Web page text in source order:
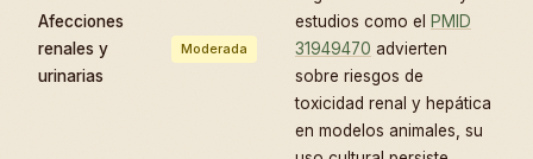
Afecciones
renales y
urinarias
Moderada
estudios como el
PMID
31949470 advierten
sobre riesgos de
toxicidad renal y hepática
en modelos animales, su